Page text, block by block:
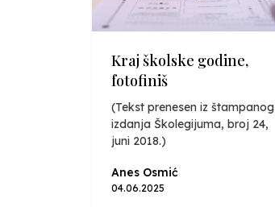
Kraj školske godine,
fotofiniš
(Tekst prenesen iz štampanog
izdanja Školegijuma, broj 24,
juni 2018.)
Anes Osmić
04.06.2025